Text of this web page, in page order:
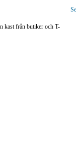
kast från butiker och T-